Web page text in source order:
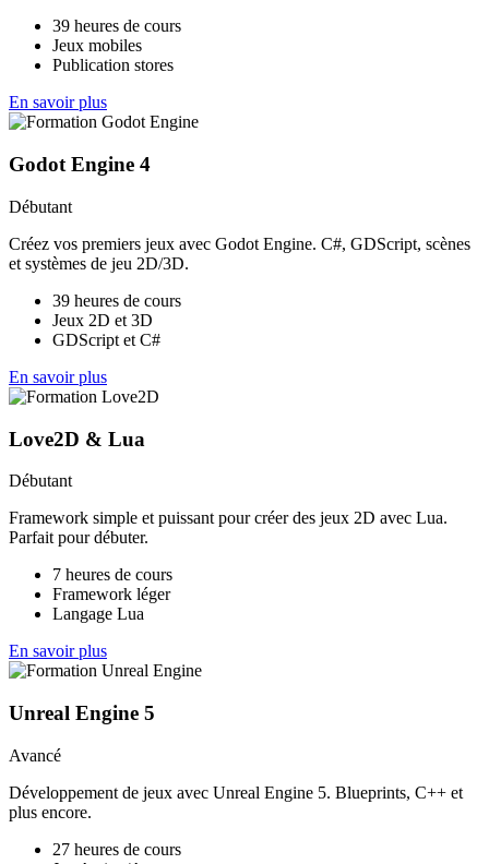
39 heures de cours
Jeux mobiles
Publication stores
En savoir plus
Godot Engine 4
Débutant
Créez vos premiers jeux avec Godot Engine. C#, GDScript, scènes
et systèmes de jeu 2D/3D.
39 heures de cours
Jeux 2D et 3D
GDScript et C#
En savoir plus
Love2D & Lua
Débutant
Framework simple et puissant pour créer des jeux 2D avec Lua.
Parfait pour débuter.
7 heures de cours
Framework léger
Langage Lua
En savoir plus
Unreal Engine 5
Avancé
Développement de jeux avec Unreal Engine 5. Blueprints, C++ et
plus encore.
27 heures de cours